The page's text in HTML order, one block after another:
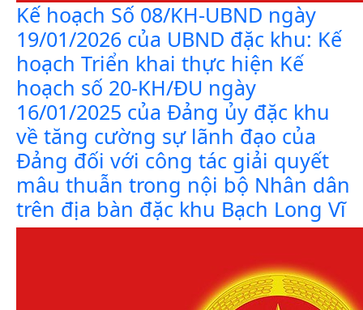
Kế hoạch Số 08/KH-UBND ngày
19/01/2026 của UBND đặc khu: Kế
hoạch Triển khai thực hiện Kế
hoạch số 20-KH/ĐU ngày
16/01/2025 của Đảng ủy đặc khu
về tăng cường sự lãnh đạo của
Đảng đối với công tác giải quyết
mâu thuẫn trong nội bộ Nhân dân
trên địa bàn đặc khu Bạch Long Vĩ